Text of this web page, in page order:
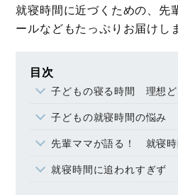
就寝時間に近づくための、先
ールなどもたっぷりお届けし
目次
子どもの寝る時間 理想どお
子どもの就寝時間の悩み ママ
先輩ママが語る！ 就寝
就寝時間に追われすぎず マ